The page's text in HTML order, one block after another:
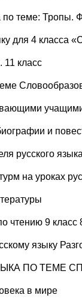
по теме: Тропы.
для 4 класса
11 класс
и
русского
на уроках
чтению 9 класс
языку
ПО ТЕМЕ
в мире